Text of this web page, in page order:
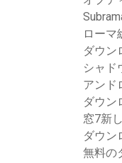
ローマ
ダウン
シャド
アンド
ダウン
窓7新
ダウン
無料の